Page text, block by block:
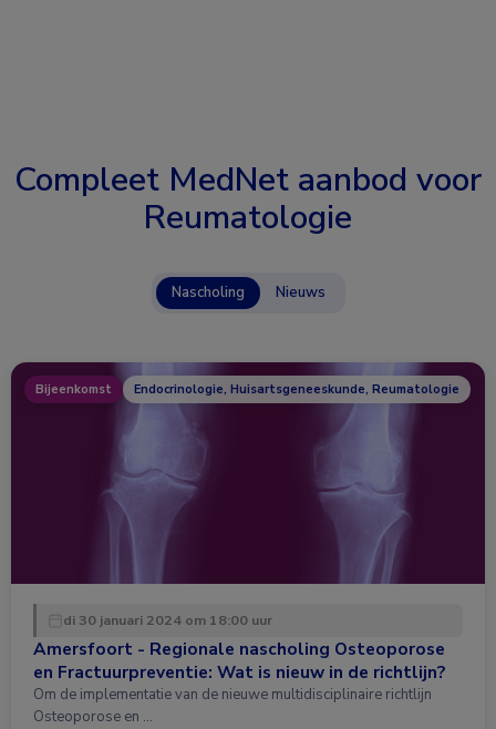
Compleet MedNet aanbod voor
Reumatologie
Nascholing Nieuws
Bijeenkomst Endocrinologie, Huisartsgeneeskunde, Reumatologie
di 30 januari 2024 om 18:00 uur
Amersfoort - Regionale nascholing Osteoporose
en Fractuurpreventie: Wat is nieuw in de richtlijn?
Om de implementatie van de nieuwe multidisciplinaire richtlijn
Osteoporose en …